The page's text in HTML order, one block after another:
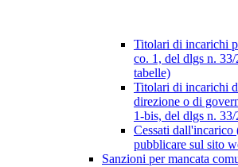
Titolari di incarichi
co. 1, del dlgs n.
tabelle)
Titolari di incarichi
direzione o di
1-bis, del dlgs n.
Cessati dall'incarico
pubblicare sul sito
Sanzioni per mancata